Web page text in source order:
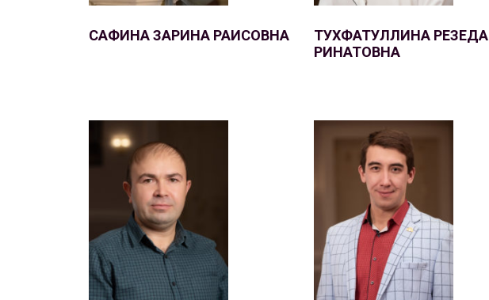
САФИНА ЗАРИНА РАИСОВНА
ТУХФАТУЛЛИНА РЕЗЕДА
РИНАТОВНА